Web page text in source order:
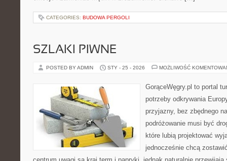
CATEGORIES: BUDOWA PERGOLI
SZLAKI PIWNE
POSTED BY ADMIN STY - 25 - 2026 MOŻLIWOŚĆ
GorąceWęgry.pl to portal
potrzeby odkrywania
przyjazny, bez zbędnego
podróżowanie musi być
które lubią projektować
jednocześnie chcą